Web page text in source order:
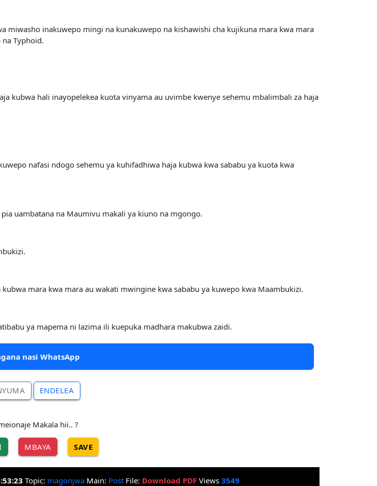
miwasho inakuwepo mingi na kunakuwepo na kishawishi cha kujikuna mara kwa mara
Typhoid.
kubwa hali inayopelekea kuota vinyama au uvimbe kwenye sehemu mbalimbali za haja
nafasi ndogo sehemu ya kuhifadhiwa haja kubwa kwa sababu ya kuota kwa
uambatana na Maumivu makali ya kiuno na mgongo.
mara kwa mara au wakati mwingine kwa sababu ya kuwepo kwa Maambukizi.
ya mapema ni lazima ili kuepuka madhara makubwa zaidi.
nasi WhatsApp
ENDELEA
Makala hii.. ?
MBAYA SAVE
Topic: magonjwa Main: Post File: Download PDF Views 3549